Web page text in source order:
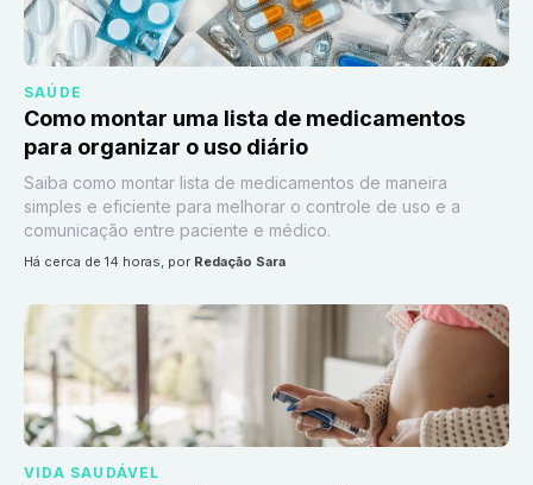
SAÚDE
Como montar uma lista de medicamentos
para organizar o uso diário
Saiba como montar lista de medicamentos de maneira
simples e eficiente para melhorar o controle de uso e a
comunicação entre paciente e médico.
há cerca de 14 horas, por Redação Sara
VIDA SAUDÁVEL